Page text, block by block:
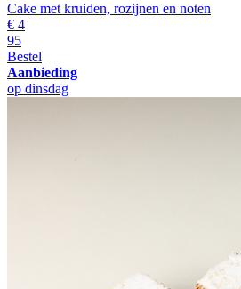
Cake met kruiden, rozijnen en noten
€ 4
95
Bestel
Aanbieding
op dinsdag